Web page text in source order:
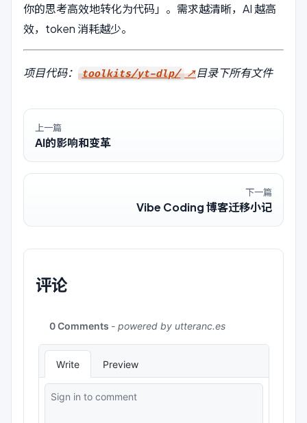
你的思考高效地转化为代码」。需求越清晰，AI 越高
效，token 消耗越少。
项目代码： toolkits/yt-dlp/ 目录下所有文件
上一篇
AI的影响和变革
下一篇
Vibe Coding 博客迁移小记
评论